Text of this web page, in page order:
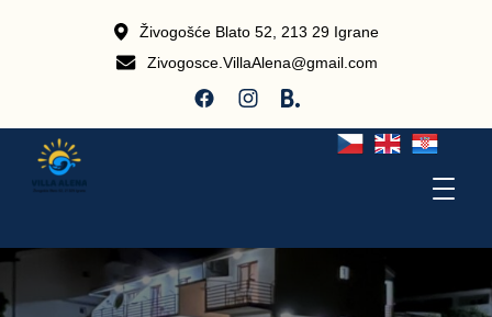
Živogošće Blato 52, 213 29 Igrane
Zivogosce.VillaAlena@gmail.com